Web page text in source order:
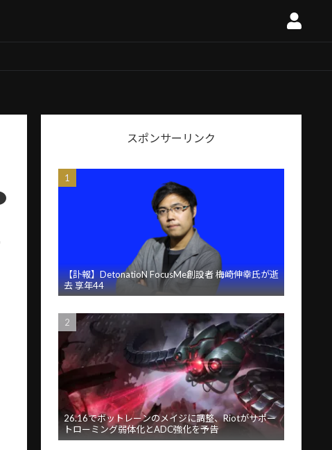
スポンサーリンク
【訃報】DetonatioN FocusMe創設者 梅崎伸幸氏が逝
去 享年44
26.16でボットレーンのメイジに調整、Riotがサポー
トローミング弱体化とADC強化を予告